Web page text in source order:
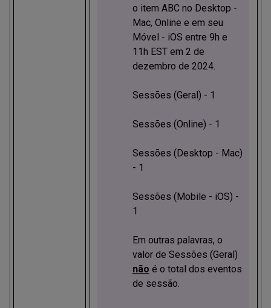
o item ABC no Desktop -
Mac, Online e em seu
Móvel - iOS entre 9h e
11h EST em 2 de
dezembro de 2024.
Sessões (Geral) - 1
Sessões (Online) - 1
Sessões (Desktop - Mac)
- 1
Sessões (Mobile - iOS) -
1
Em outras palavras, o
valor de Sessões (Geral)
não é o total dos eventos
de sessão.